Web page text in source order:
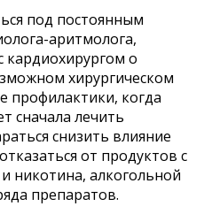
под постоянным
аритмолога,
кардиохирургом о
хирургическом
профилактики, когда
сначала лечить
снизить влияние
от продуктов с
никотина, алкогольной
препаратов.